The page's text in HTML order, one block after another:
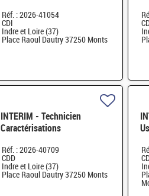
Réf. : 2026-41054
CDI
Indre et Loire (37)
Place Raoul Dautry 37250 Monts
INTERIM - Technicien
Caractérisations
matériaux H/F
Réf. : 2026-40709
CDD
Indre et Loire (37)
Place Raoul Dautry 37250 Monts